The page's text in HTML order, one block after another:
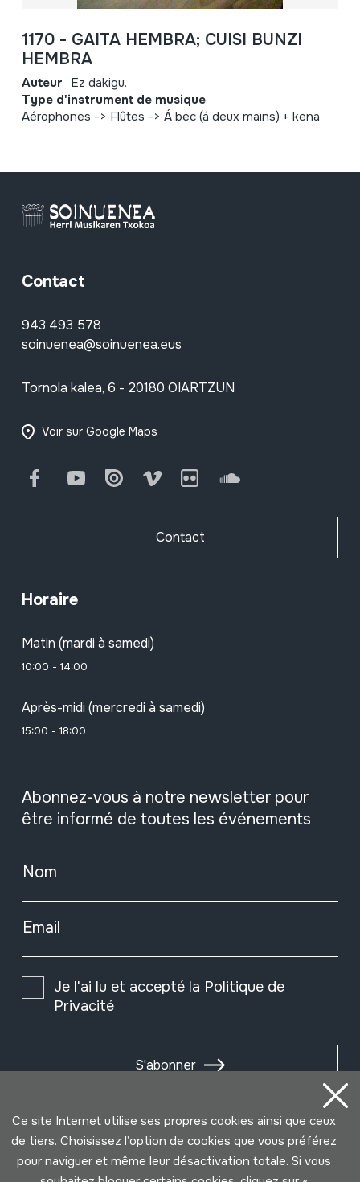
1170 - GAITA HEMBRA; CUISI BUNZI
HEMBRA
Auteur Ez dakigu.
Type d'instrument de musique
Aérophones -> Flûtes -> Á bec (á deux mains) + kena
Contact
943 493 578
soinuenea@soinuenea.eus
Tornola kalea, 6 - 20180 OIARTZUN
Voir sur Google Maps
FacebookYoutube Issuu Vimeo Flickr SoundCloud
Contact
Horaire
Matin (mardi à samedi)
10:00 - 14:00
Après-midi (mercredi à samedi)
15:00 - 18:00
Abonnez-vous à notre newsletter pour
être informé de toutes les événements
Nom
Email
Je l'ai lu et accepté la Politique de
Privacité
S'abonner
Ce site Internet utilise ses propres cookies ainsi que ceux
de tiers. Choisissez l’option de cookies que vous préférez
pour naviguer et même leur désactivation totale. Si vous